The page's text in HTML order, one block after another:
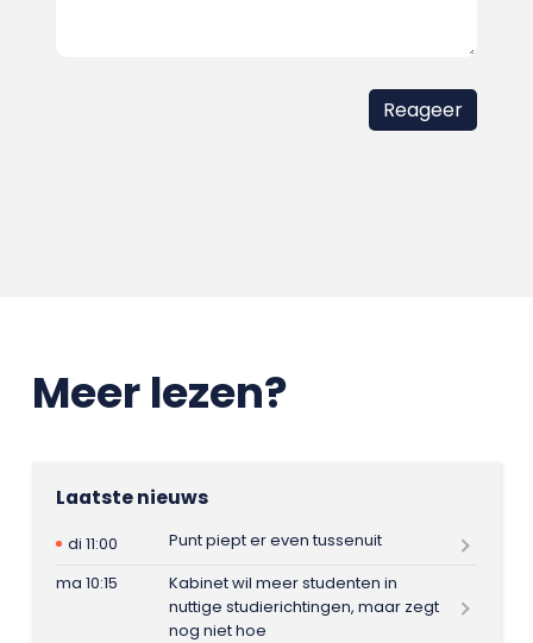
Meer lezen?
Laatste nieuws
di 11:00
Punt piept er even tussenuit
ma 10:15
Kabinet wil meer studenten in
nuttige studierichtingen, maar zegt
nog niet hoe